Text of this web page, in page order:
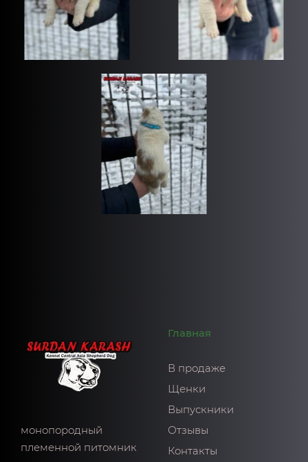
монопородный
племенной питомник
Главная
В продаже
Щенки
Выпускники
Отзывы
Контакты